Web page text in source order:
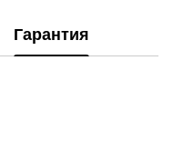
Гарантия